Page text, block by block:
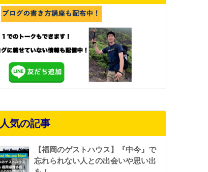
人気の記事
【福岡のゲストハウス】『中今』で
忘れられない人との出会いや思い出